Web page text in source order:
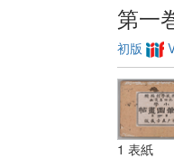
第一
初版
1 表紙